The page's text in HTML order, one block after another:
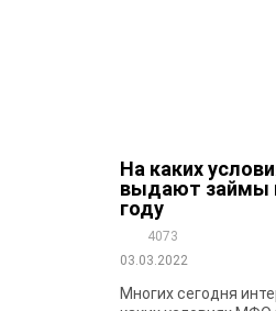
На каких
выдают займы
году
4073
03.03.2022
Многих сегодня